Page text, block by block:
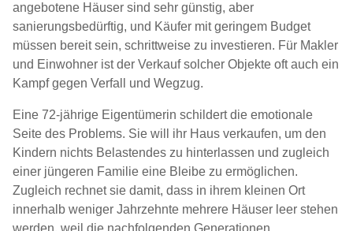
angebotene Häuser sind sehr günstig, aber
sanierungsbedürftig, und Käufer mit geringem Budget
müssen bereit sein, schrittweise zu investieren. Für Makler
und Einwohner ist der Verkauf solcher Objekte oft auch ein
Kampf gegen Verfall und Wegzug.
Eine 72-jährige Eigentümerin schildert die emotionale
Seite des Problems. Sie will ihr Haus verkaufen, um den
Kindern nichts Belastendes zu hinterlassen und zugleich
einer jüngeren Familie eine Bleibe zu ermöglichen.
Zugleich rechnet sie damit, dass in ihrem kleinen Ort
innerhalb weniger Jahrzehnte mehrere Häuser leer stehen
werden, weil die nachfolgenden Generationen